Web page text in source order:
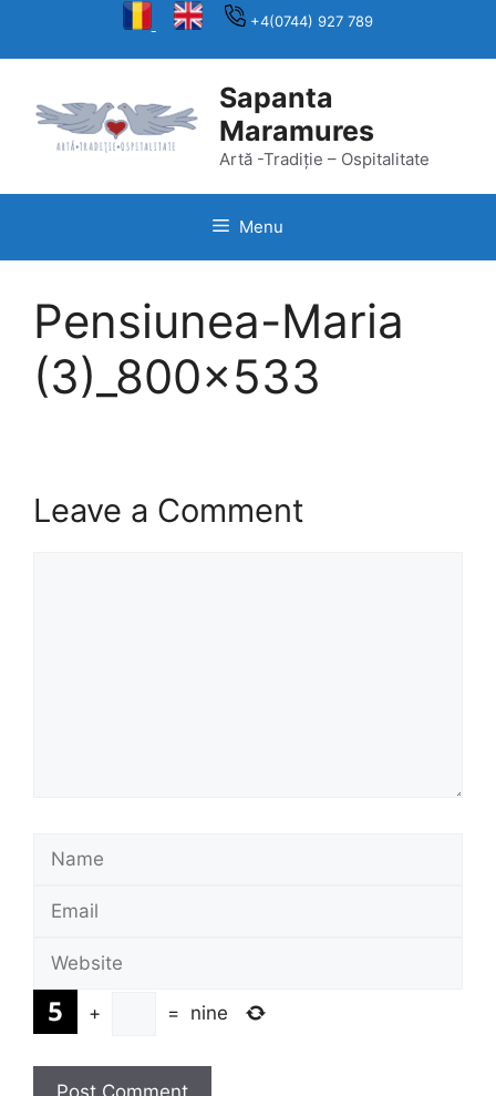
+4(0744) 927 789
Sapanta
Maramures
Artă -Tradiție – Ospitalitate
Menu
Pensiunea-Maria
(3)_800x533
Leave a Comment
Name
Email
Website
+ = nine